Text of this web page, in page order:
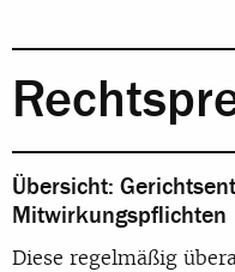
Übersicht:
Mitwirkungspflichten
Diese regelmäßig